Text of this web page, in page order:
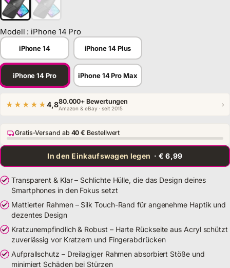
Modell : iPhone 14 Pro
Modell
iPhone 14 iPhone 14 Plus
iPhone 14 Pro iPhone 14 Pro Max
★★★★★4,880.000+ Bewertungen
Amazon & eBay · seit 2015 ›
Gratis-Versand ab 40 € Bestellwert
In den Einkaufswagen legen · € 6,99
Transparent & Klar – Schlichte Hülle, die das Design deines
Smartphones in den Fokus setzt
Mattierter Rahmen – Silk Touch-Rand für angenehme Haptik und
dezentes Design
Kratzunempfindlich & Robust – Harte Rückseite aus Acryl schützt
zuverlässig vor Kratzern und Fingerabdrücken
Aufprallschutz – Dreilagiger Rahmen absorbiert Stöße und
minimiert Schäden bei Stürzen